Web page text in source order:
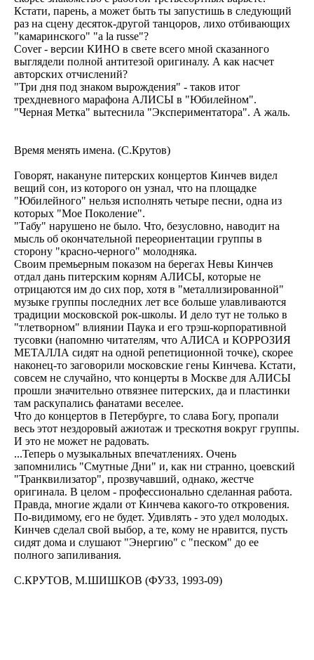
Кстати, парень, а может быть ты запустишь в следующий
раз на сцену десяток-другой танцоров, лихо отбивающих
"камаринского" "a la russe"?
Cover - версии КИНО в свете всего мной сказанного
выглядели полной антитезой оригиналу. А как насчет
авторских отчислений?
"Три дня под знаком вырождения" - таков итог
трехдневного марафона АЛИСЫ в "Юбилейном".
"Черная Метка" вытеснила "Экспериментатора". А жаль.
Время менять имена. (С.Крутов)
Говорят, накануне питерских концертов Кинчев видел
вещий сон, из которого он узнал, что на площадке
"Юбилейного" нельзя исполнять четыре песни, одна из
которых "Мое Поколение".
"Табу" нарушено не было. Что, безусловно, наводит на
мысль об окончательной переориентации группы в
сторону "красно-черного" молодняка.
Своим премьерным показом на берегах Невы Кинчев
отдал дань питерским корням АЛИСЫ, которые не
отрицаются им до сих пор, хотя в "металлизированной"
музыке группы последних лет все больше улавливаются
традиции московской рок-школы. И дело тут не только в
"тлетворном" влиянии Паука и его трэш-корпоративной
тусовки (напомню читателям, что АЛИСА и КОРРОЗИЯ
МЕТАЛЛА сидят на одной репетиционной точке), скорее
наконец-то заговорили московские гены Кинчева. Кстати,
совсем не случайно, что концерты в Москве для АЛИСЫ
прошли значительно отвязнее питерских, да и пластинки
там раскупались фанатами веселее.
Что до концертов в Петербурге, то слава Богу, пропали
весь этот нездоровый ажиотаж и трескотня вокруг группы.
И это не может не радовать.
...Теперь о музыкальных впечатлениях. Очень
запомнились "Смутные Дни" и, как ни странно, цоевский
"Транквилизатор", прозвучавший, однако, жестче
оригинала. В целом - профессионально сделанная работа.
Правда, многие ждали от Кинчева какого-то откровения.
По-видимому, его не будет. Удивлять - это удел молодых.
Кинчев сделал свой выбор, а те, кому не нравится, пусть
сидят дома и слушают "Энергию" с "песком" до ее
полного запиливания.
С.КРУТОВ, М.ШИШКОВ (ФУЗЗ, 1993-09)